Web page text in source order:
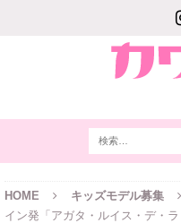
HOME キッズモデル募集
イン発「アガタ・ルイス・デ・